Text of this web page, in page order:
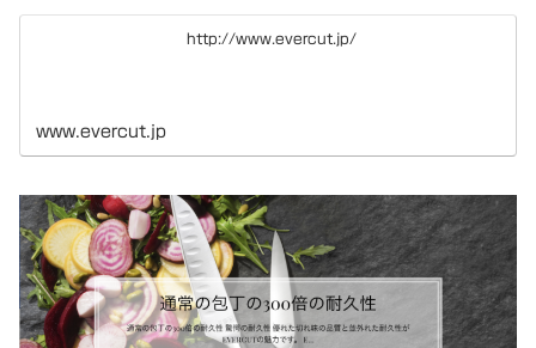
http://www.evercut.jp/
www.evercut.jp